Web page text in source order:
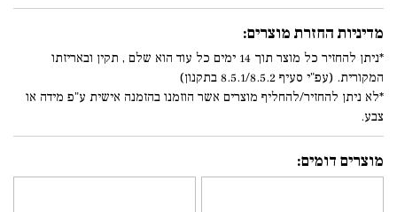
מדיניות החזרת מוצרים:
*ניתן להחזיר כל מוצר תוך 14 ימים כל עוד הוא שלם , תקין ובאריזתו
המקורית. (עפ"י סעיף 8.5.1/8.5.2 בתקנון)
*לא ניתן להחזיר/להחליף מוצרים אשר הוזמנו בהזמנה אישית ע"פ מידה או
צבע.
מוצרים דומים: